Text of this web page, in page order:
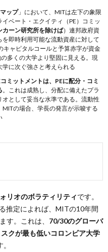
ップ」において、MITは左下の象限
ベート・エクイティ（PE）コミッ
カーン研究所を除けば）連邦政府資
即時利用可能な流動資産に対して
キャピタルコールと予算赤字が資金
多くの大学より堅固に見える。現
に次ぐ強さと考えられる
ミットメントは、PEに配分・コミ
。これは成熟し、分配に備えたプラ
として妥当な水準である。流動性
の場合、学長の発言が示唆する
リオのボラティリティです。
推定によれば、MITの10年間
す。これは、 70/30のグローバ
スクが最も低いコロンビア大学